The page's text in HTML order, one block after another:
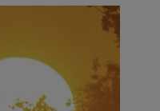
inclusiv legea salarizării
MUREȘ: